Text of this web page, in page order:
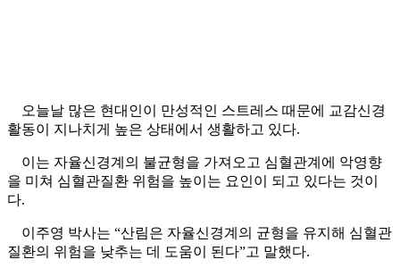
오늘날 많은 현대인이 만성적인 스트레스 때문에 교감신경
활동이 지나치게 높은 상태에서 생활하고 있다.
이는 자율신경계의 불균형을 가져오고 심혈관계에 악영향
을 미쳐 심혈관질환 위험을 높이는 요인이 되고 있다는 것이
다.
이주영 박사는 “산림은 자율신경계의 균형을 유지해 심혈관
질환의 위험을 낮추는 데 도움이 된다”고 말했다.